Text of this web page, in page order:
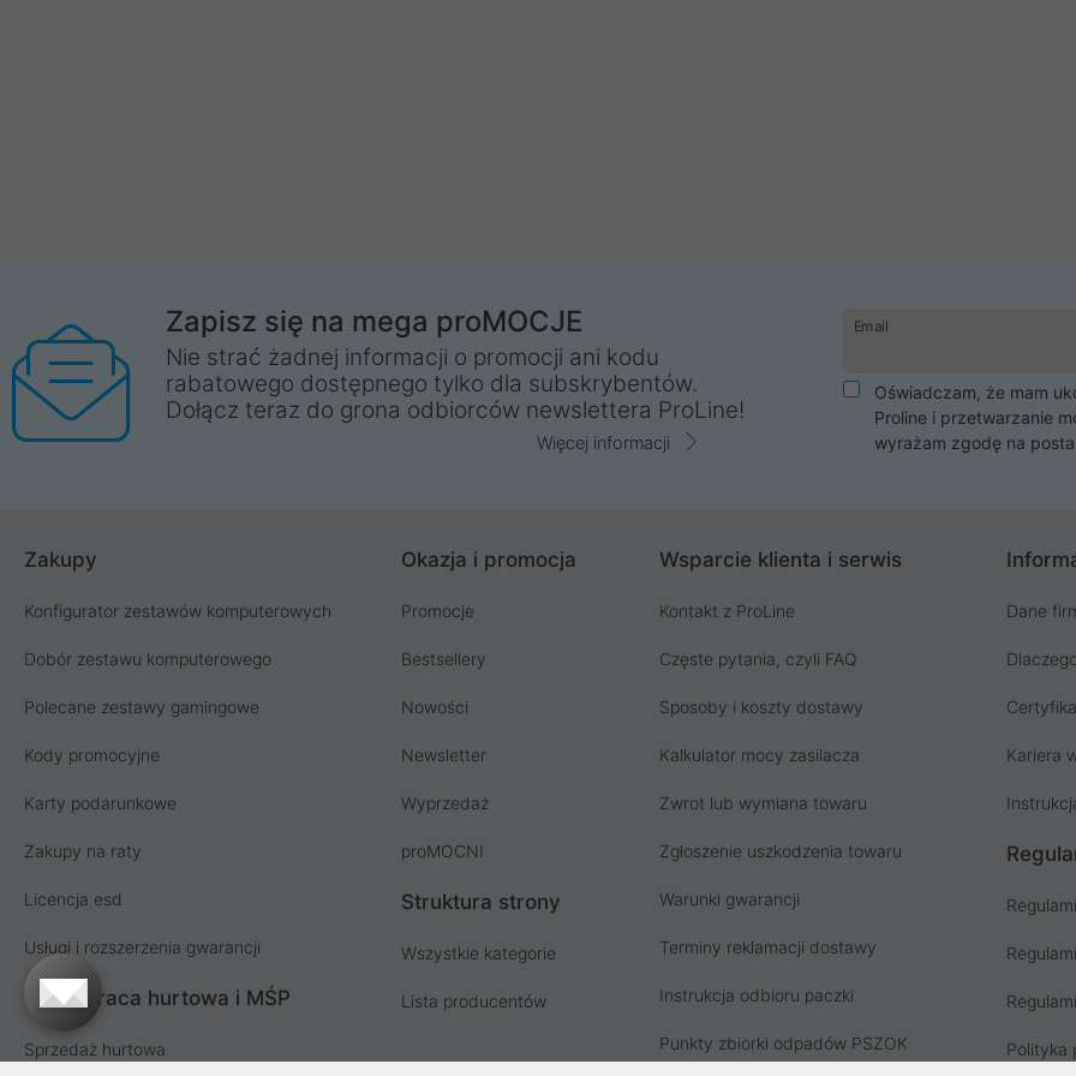
Zapisz się na mega proMOCJE
Nie strać żadnej informacji o promocji ani kodu
rabatowego dostępnego tylko dla subskrybentów.
Dołącz teraz do grona odbiorców newslettera ProLine!
Więcej informacji
Email
Oświadczam, że mam
Proline i przetwarzanie
wyrażam zgodę na
Zakupy
Konfigurator zestawów komputerowych
Dobór zestawu komputerowego
Polecane zestawy gamingowe
Kody promocyjne
Karty podarunkowe
Zakupy na raty
Licencja esd
Usługi i rozszerzenia gwarancji
Współpraca hurtowa i MŚP
Sprzedaż hurtowa
Okazja i promocja
Promocje
Bestsellery
Nowości
Newsletter
Wyprzedaż
proMOCNI
Struktura strony
Wszystkie kategorie
Lista producentów
Wsparcie klienta i serwis
Kontakt z ProLine
Częste pytania, czyli FAQ
Sposoby i koszty dostawy
Kalkulator mocy zasilacza
Zwrot lub wymiana towaru
Zgłoszenie uszkodzenia towaru
Warunki gwarancji
Terminy reklamacji dostawy
Instrukcja odbioru paczki
Punkty zbiorki odpadów PSZOK
Dane
Kariera
Polityka